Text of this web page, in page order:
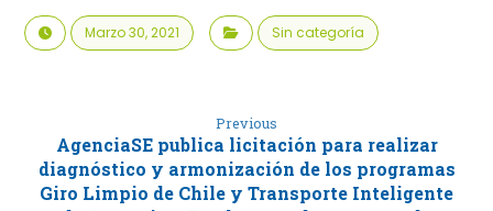
Marzo 30, 2021 Sin categoría
Previous
AgenciaSE publica licitación para realizar
diagnóstico y armonización de los programas
Giro Limpio de Chile y Transporte Inteligente